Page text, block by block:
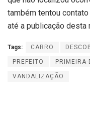
também tentou
até a publicação desta
Tags: CARRO
PREFEITO
VANDALIZAÇÃO